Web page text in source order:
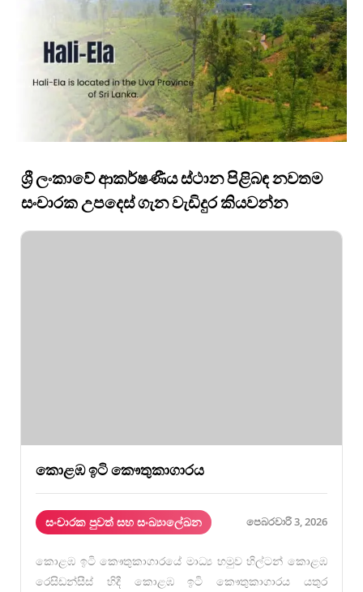
ශ්‍රී ලංකාවේ ආකර්ෂණීය ස්ථාන පිළිබඳ නවතම
සංචාරක උපදෙස් ගැන වැඩිදුර කියවන්න
කොළඹ ඉටි කෞතුකාගාරය
සංචාරක පුවත් සහ සංඛ්‍යාලේඛන පෙබරවාරි 3, 2026
කොළඹ ඉටි කෞතුකාගාරයේ මාධ්‍ය හමුව හිල්ටන් කොළඹ
රෙසිඩන්සීස් හිදී කොළඹ ඉටි කෞතුකාගාරය යතුර